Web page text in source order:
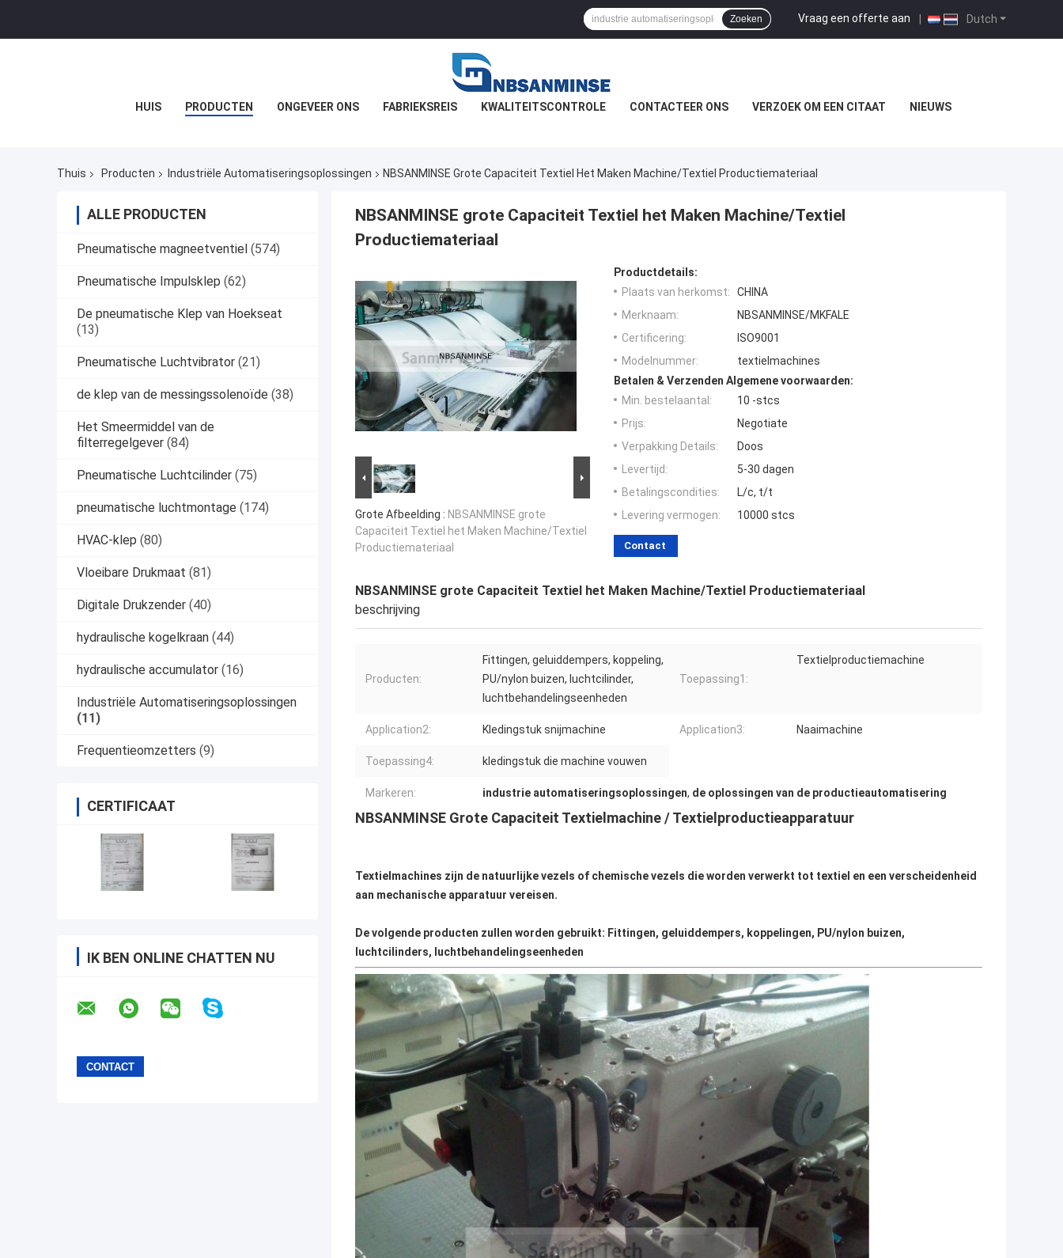
Dutch
Vraag een offerte aan |
Zoeken
HUIS PRODUCTEN ONGEVEER ONS FABRIEKSREIS KWALITEITSCONTROLE CONTACTEER ONS VERZOEK OM EEN CITAAT NIEUWS
Thuis Producten Industriële Automatiseringsoplossingen NBSANMINSE Grote Capaciteit Textiel Het Maken Machine/Textiel Productiemateriaal
ALLE PRODUCTEN
Pneumatische magneetventiel (574)
Pneumatische Impulsklep (62)
De pneumatische Klep van Hoekseat
(13)
Pneumatische Luchtvibrator (21)
de klep van de messingssolenoïde (38)
Het Smeermiddel van de
filterregelgever (84)
Pneumatische Luchtcilinder (75)
pneumatische luchtmontage (174)
HVAC-klep (80)
Vloeibare Drukmaat (81)
Digitale Drukzender (40)
hydraulische kogelkraan (44)
hydraulische accumulator (16)
Industriële Automatiseringsoplossingen
(11)
Frequentieomzetters (9)
CERTIFICAAT
IK BEN ONLINE CHATTEN NU
NBSANMINSE grote Capaciteit Textiel het Maken Machine/Textiel
Productiemateriaal
Grote Afbeelding : NBSANMINSE grote
Capaciteit Textiel het Maken Machine/Textiel
Productiemateriaal
Productdetails:
Plaats van herkomst:
CHINA
Merknaam:
NBSANMINSE/MKFALE
Certificering:
ISO9001
Modelnummer:
textielmachines
Betalen & Verzenden Algemene voorwaarden:
Min. bestelaantal:
10 -stcs
Prijs:
Negotiate
Verpakking Details:
Doos
Levertijd:
5-30 dagen
Betalingscondities:
L/c, t/t
Levering vermogen:
10000 stcs
Contact
NBSANMINSE grote Capaciteit Textiel het Maken Machine/Textiel Productiemateriaal
beschrijving
Producten:
Fittingen, geluiddempers, koppeling,
PU/nylon buizen, luchtcilinder,
luchtbehandelingseenheden
Toepassing1:
Textielproductiemachine
Application2: Kledingstuk snijmachine Application3: Naaimachine
Toepassing4: kledingstuk die machine vouwen
Markeren: industrie automatiseringsoplossingen, de oplossingen van de productieautomatisering
NBSANMINSE Grote Capaciteit Textielmachine / Textielproductieapparatuur
Textielmachines zijn de natuurlijke vezels of chemische vezels die worden verwerkt tot textiel en een verscheidenheid
aan mechanische apparatuur vereisen.
De volgende producten zullen worden gebruikt: Fittingen, geluiddempers, koppelingen, PU/nylon buizen,
luchtcilinders, luchtbehandelingseenheden